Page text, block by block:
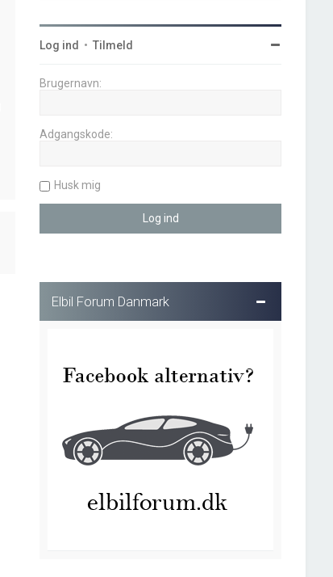
Log ind •Tilmeld
Brugernavn:
Adgangskode:
Husk mig
Elbil Forum Danmark